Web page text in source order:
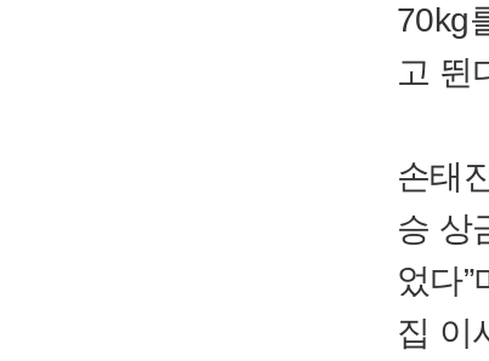
70kg
고 뛴
손태
승 상
었다
집 이